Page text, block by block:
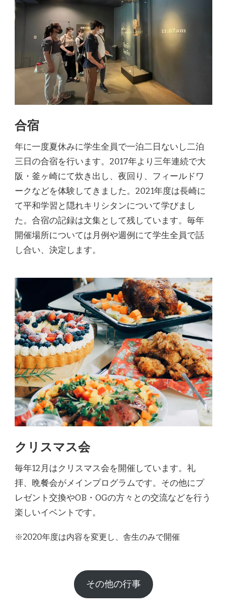
合宿
年に一度夏休みに学生全員で一泊二日ないし二泊
三日の合宿を行います。2017年より三年連続で大
阪・釜ヶ崎にて炊き出し、夜回り、フィールドワ
ークなどを体験してきました。2021年度は長崎に
て平和学習と隠れキリシタンについて学びまし
た。合宿の記録は文集として残しています。毎年
開催場所については月例や週例にて学生全員で話
し合い、決定します。
クリスマス会
毎年12月はクリスマス会を開催しています。礼
拝、晩餐会がメインプログラムです。その他にプ
レゼント交換やOB・OGの方々との交流などを行う
楽しいイベントです。
※2020年度は内容を変更し、舎生のみで開催
その他の行事